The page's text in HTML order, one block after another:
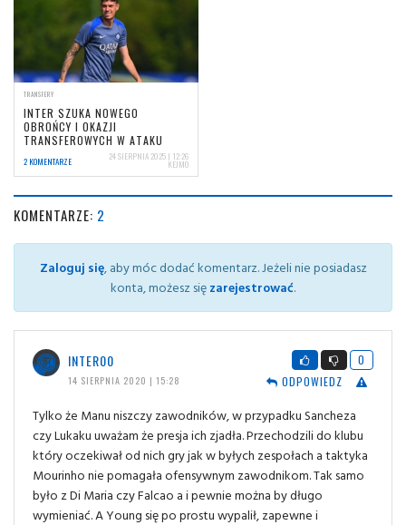
TRANSFERY
INTER SZUKA NOWEGO
OBROŃCY I OKAZJI
TRANSFEROWYCH W ATAKU
2 KOMENTARZE 24 SIERPNIA 2025 | 12:26
KEJMO
KOMENTARZE: 2
Zaloguj się, aby móc dodać komentarz. Jeżeli nie posiadasz
konta, możesz sięzarejestrować.
INTER00
14 SIERPNIA 2020 | 15:28
0
ODPOWIEDZ
Tylko że Manu niszczy zawodników, w przypadku Sancheza
czy Lukaku uważam że presja ich zjadła. Przechodzili do klubu
który oczekiwał od nich gry jak w byłych zespołach a taktyka
Mourinho nie pomagała ofensywnym zawodnikom. Tak samo
było z Di Maria czy Falcao a i pewnie można by długo
wymieniać. A Young się po prostu wypalił, zapewne i